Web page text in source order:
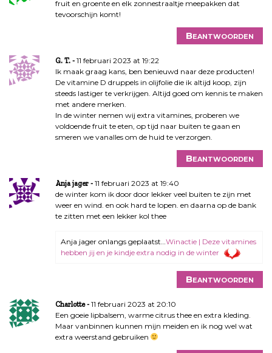
fruit en groente en elk zonnestraaltje meepakken dat
tevoorschijn komt!
Beantwoorden
G. T.
11 februari 2023 at 19:22
Ik maak graag kans, ben benieuwd naar deze producten!
De vitamine D druppels in olijfolie die ik altijd koop, zijn
steeds lastiger te verkrijgen. Altijd goed om kennis te maken
met andere merken.
In de winter nemen wij extra vitamines, proberen we
voldoende fruit te eten, op tijd naar buiten te gaan en
smeren we vanalles om de huid te verzorgen.
Beantwoorden
Anja jager
11 februari 2023 at 19:40
de winter kom ik door door lekker veel buiten te zijn met
weer en wind. en ook hard te lopen. en daarna op de bank
te zitten met een lekker kol thee
Anja jager onlangs geplaatst… Winactie | Deze vitamines
hebben jij en je kindje extra nodig in de winter
Beantwoorden
Charlotte
11 februari 2023 at 20:10
Een goeie lipbalsem, warme citrus thee en extra kleding.
Maar vanbinnen kunnen mijn meiden en ik nog wel wat
extra weerstand gebruiken